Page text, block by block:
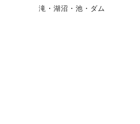
滝・湖沼・池・ダム